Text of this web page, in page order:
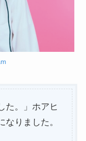
た。」ホアヒ
なりました。